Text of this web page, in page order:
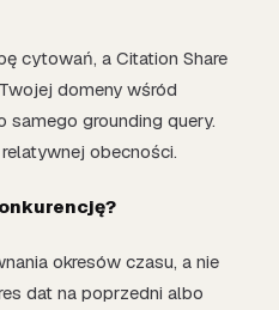
cytowań, a Citation Share
domeny wśród
grounding query.
obecności.
okresów czasu, a nie
dat na poprzedni albo